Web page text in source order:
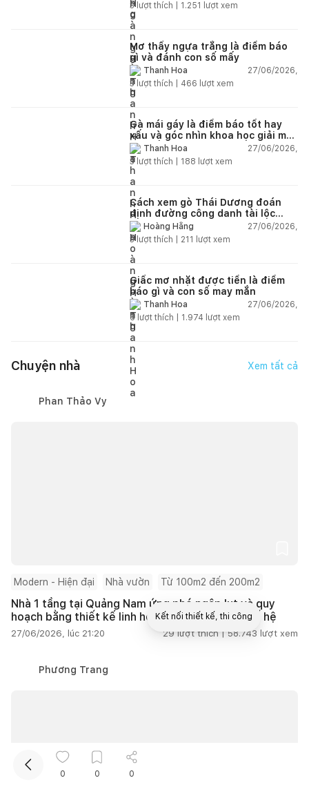
3lượt thích | 1.251 lượt xem
Mơ thấy ngựa trắng là điềm báo
gì và đánh con số mấy
Thanh Hoa
27/06/2026,
3lượt thích | 466 lượt xem
Gà mái gáy là điềm báo tốt hay
xấu và góc nhìn khoa học giải mã
chi tiết
Thanh Hoa
27/06/2026,
3lượt thích | 188 lượt xem
Cách xem gò Thái Dương đoán
định đường công danh tài lộc
theo nhân tướng học
Hoàng Hằng
27/06/2026,
3lượt thích | 211 lượt xem
Giấc mơ nhặt được tiền là điềm
báo gì và con số may mắn
Thanh Hoa
27/06/2026,
6 lượt thích | 1.974 lượt xem
Chuyện nhà Xem tất cả
Phan Thảo Vy
Modern - Hiện đại Nhà vườn Từ 100m2 đến 200m2
Nhà 1 tầng tại Quảng Nam ứng phó ngập lụt và quy
hoạch bằng thiết kế linh hoạt cho gia đình 3 thế hệ
27/06/2026, lúc 21:20 29 lượt thích | 58.743 lượt xem
Phương Trang
0 0 0
Kết nối thiết kế, thi công